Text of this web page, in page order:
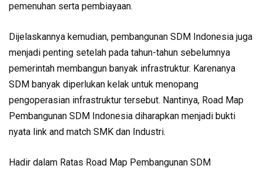
pemenuhan serta pembiayaan.
Dijelaskannya kemudian, pembangunan SDM Indonesia juga
menjadi penting setelah pada tahun-tahun sebelumnya
pemerintah membangun banyak infrastruktur. Karenanya
SDM banyak diperlukan kelak untuk menopang
pengoperasian infrastruktur tersebut. Nantinya, Road Map
Pembangunan SDM Indonesia diharapkan menjadi bukti
nyata link and match SMK dan Industri.
Hadir dalam Ratas Road Map Pembangunan SDM